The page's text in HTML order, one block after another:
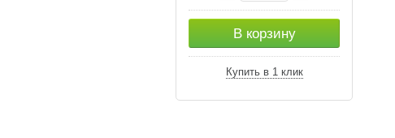
В корзину
Купить в 1 клик